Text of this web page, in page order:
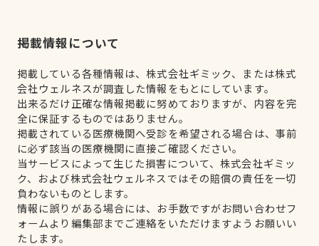
掲載情報について
掲載している各種情報は、株式会社ギミック、または株式
会社ウェルネスが調査した情報をもとにしています。
出来るだけ正確な情報掲載に努めておりますが、内容を完
全に保証するものではありません。
掲載されている医療機関へ受診を希望される場合は、事前
に必ず該当の医療機関に直接ご確認ください。
当サービスによって生じた損害について、株式会社ギミッ
ク、および株式会社ウェルネスではその賠償の責任を一切
負わないものとします。
情報に誤りがある場合には、お手数ですがお問い合わせフ
ォームより編集部までご連絡をいただけますようお願いい
たします。